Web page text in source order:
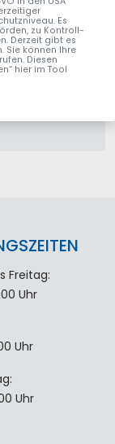
Freitag:
Uhr
Uhr
Uhr
Es
zu Kontroll-
Derzeit gibt es
Sie können Ihre
Diesen
hier im Tool